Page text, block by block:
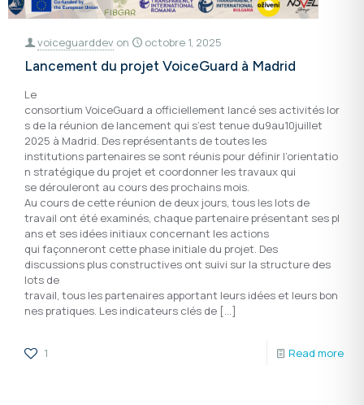
voiceguarddev on octobre 1, 2025
Lancement du projet VoiceGuard à Madrid
Le
consortium VoiceGuard a officiellement lancé ses activités lor
s de la réunion de lancement qui s’est tenue du9au10juillet
2025 à Madrid. Des représentants de toutes les
institutions partenaires se sont réunis pour définir l’orientatio
n stratégique du projet et coordonner les travaux qui
se dérouleront au cours des prochains mois.
Au cours de cette réunion de deux jours, tous les lots de
travail ont été examinés, chaque partenaire présentant ses pl
ans et ses idées initiaux concernant les actions
qui façonneront cette phase initiale du projet. Des
discussions plus constructives ont suivi sur la structure des
lots de
travail, tous les partenaires apportant leurs idées et leurs bon
nes pratiques. Les indicateurs clés de […]
1 Read more